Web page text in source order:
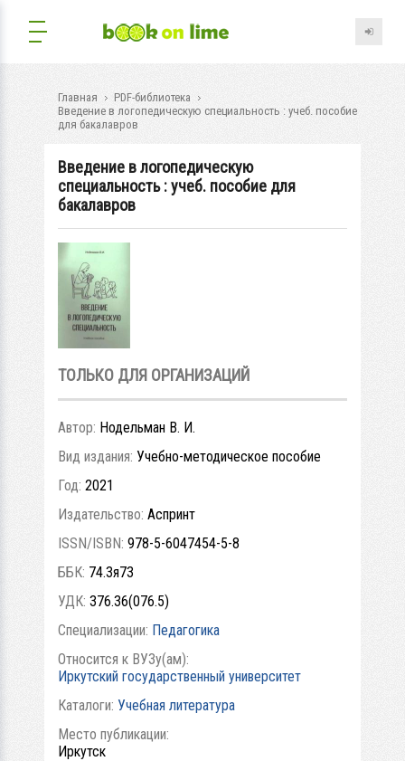
Главная
PDF-библиотека
Введение в логопедическую специальность : учеб. пособие
для бакалавров
Введение в логопедическую
специальность : учеб. пособие для
бакалавров
ТОЛЬКО ДЛЯ ОРГАНИЗАЦИЙ
Автор: Нодельман В. И.
Вид издания: Учебно-методическое пособие
Год: 2021
Издательство: Аспринт
ISSN/ISBN: 978-5-6047454-5-8
ББК: 74.3я73
УДК: 376.36(076.5)
Специализации: Педагогика
Относится к ВУЗу(ам):
Иркутский государственный университет
Каталоги: Учебная литература
Место публикации:
Иркутск